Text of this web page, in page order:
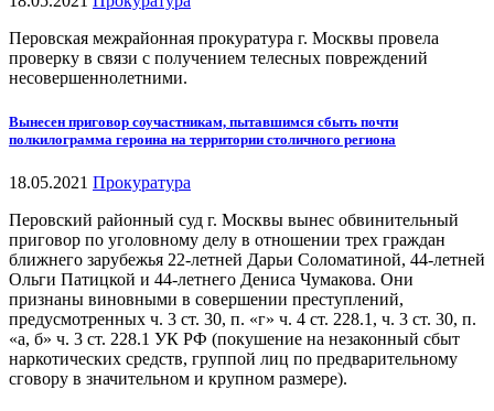
Перовская межрайонная прокуратура г. Москвы провела
проверку в связи с получением телесных повреждений
несовершеннолетними.
Вынесен приговор соучастникам, пытавшимся сбыть почти
полкилограмма героина на территории столичного региона
18.05.2021 Прокуратура
Перовский районный суд г. Москвы вынес обвинительный
приговор по уголовному делу в отношении трех граждан
ближнего зарубежья 22-летней Дарьи Соломатиной, 44-летней
Ольги Патицкой и 44-летнего Дениса Чумакова. Они
признаны виновными в совершении преступлений,
предусмотренных ч. 3 ст. 30, п. «г» ч. 4 ст. 228.1, ч. 3 ст. 30, п.
«а, б» ч. 3 ст. 228.1 УК РФ (покушение на незаконный сбыт
наркотических средств, группой лиц по предварительному
сговору в значительном и крупном размере).